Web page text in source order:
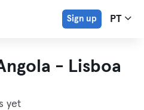
Sign up PT
- Lisboa
yet